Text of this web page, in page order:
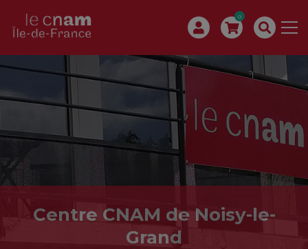
0
Centre CNAM de Noisy-le-
Grand